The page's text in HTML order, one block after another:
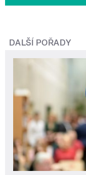
DALŠÍ POŘADY